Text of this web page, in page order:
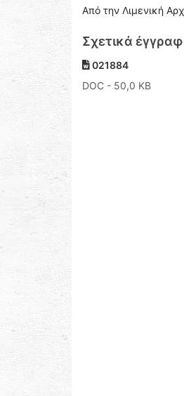
Από την Λιμενική
Σχετικά
021884
DOC - 50,0 KB